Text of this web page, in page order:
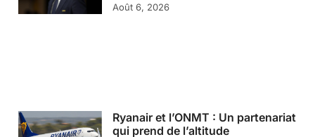
Août 6, 2026
Ryanair et l’ONMT : Un partenariat
qui prend de l’altitude